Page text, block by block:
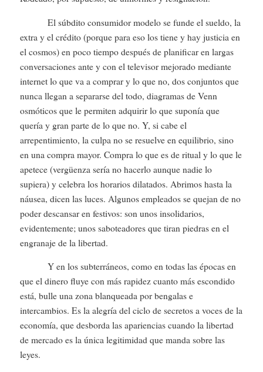
El súbdito consumidor modelo se funde el sueldo, la
extra y el crédito (porque para eso los tiene y hay justicia en
el cosmos) en poco tiempo después de planificar en largas
conversaciones ante y con el televisor mejorado mediante
internet lo que va a comprar y lo que no, dos conjuntos que
nunca llegan a separarse del todo, diagramas de Venn
osmóticos que le permiten adquirir lo que suponía que
quería y gran parte de lo que no. Y, si cabe el
arrepentimiento, la culpa no se resuelve en equilibrio, sino
en una compra mayor. Compra lo que es de ritual y lo que le
apetece (vergüenza sería no hacerlo aunque nadie lo
supiera) y celebra los horarios dilatados. Abrimos hasta la
náusea, dicen las luces. Algunos empleados se quejan de no
poder descansar en festivos: son unos insolidarios,
evidentemente; unos saboteadores que tiran piedras en el
engranaje de la libertad.
Y en los subterráneos, como en todas las épocas en
que el dinero fluye con más rapidez cuanto más escondido
está, bulle una zona blanqueada por bengalas e
intercambios. Es la alegría del ciclo de secretos a voces de la
economía, que desborda las apariencias cuando la libertad
de mercado es la única legitimidad que manda sobre las
leyes.